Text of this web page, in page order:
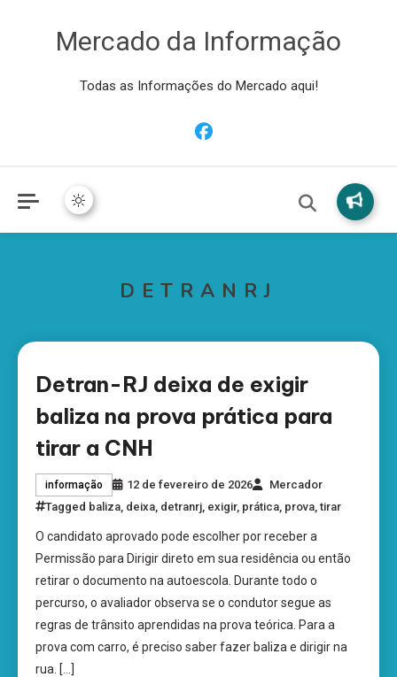
Mercado da Informação
Todas as Informações do Mercado aqui!
DETRANRJ
Detran-RJ deixa de exigir
baliza na prova prática para
tirar a CNH
informação 12 de fevereiro de 2026
Mercador
Tagged baliza, deixa, detranrj, exigir, prática, prova,tirar
O candidato aprovado pode escolher por receber a
Permissão para Dirigir direto em sua residência ou então
retirar o documento na autoescola. Durante todo o
percurso, o avaliador observa se o condutor segue as
regras de trânsito aprendidas na prova teórica. Para a
prova com carro, é preciso saber fazer baliza e dirigir na
rua. […]